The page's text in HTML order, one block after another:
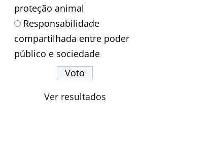
proteção animal
Responsabilidade
compartilhada entre poder
público e sociedade
Ver resultados